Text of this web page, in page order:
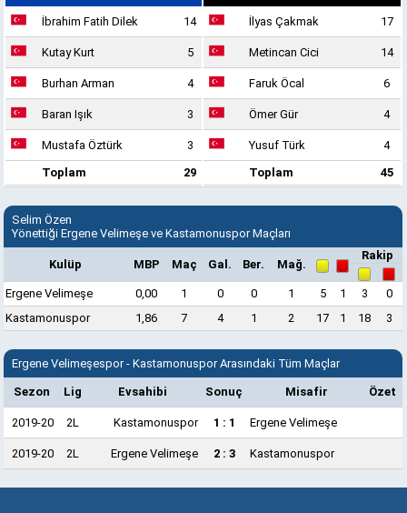
İbrahim Fatih Dilek 14
Kutay Kurt 5
Burhan Arman 4
Baran Işık 3
Mustafa Öztürk
3
Toplam
29
İlyas Çakmak 17
Metincan Cici 14
Faruk Öcal 6
Ömer Gür 4
Yusuf Türk
4
Toplam
45
Selim Özen
Yönettiği Ergene Velimeşe ve Kastamonuspor Maçları
Kulüp MBP Maç Gal. Ber. Mağ.
Rakip
Ergene Velimeşe 0,00 1 0 0 1 5 1 3
0
Kastamonuspor
1,86 7 4 1 2 17 1 18 3
Ergene Velimeşespor - Kastamonuspor Arasındaki Tüm Maçlar
Sezon Lig Evsahibi Sonuç Misafir Özet
2019-20 2L Kastamonuspor 1 : 1 Ergene Velimeşe
2019-20 2L Ergene Velimeşe 2 : 3 Kastamonuspor